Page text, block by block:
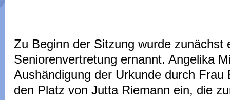
Zu Beginn der Sitzung wurde zunächst
Seniorenvertretung ernannt. Angelika
Aushändigung der Urkunde durch Frau
den Platz von Jutta Riemann ein, die